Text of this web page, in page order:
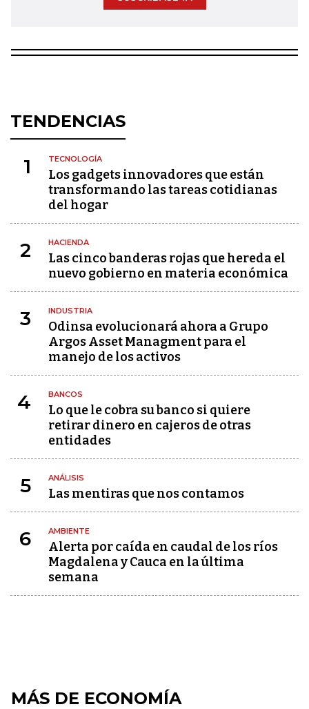
TENDENCIAS
1 TECNOLOGÍA
Los gadgets innovadores que están
transformando las tareas cotidianas
del hogar
2 HACIENDA
Las cinco banderas rojas que hereda el
nuevo gobierno en materia económica
3 INDUSTRIA
Odinsa evolucionará ahora a Grupo
Argos Asset Managment para el
manejo de los activos
4 BANCOS
Lo que le cobra su banco si quiere
retirar dinero en cajeros de otras
entidades
5 ANÁLISIS
Las mentiras que nos contamos
6 AMBIENTE
Alerta por caída en caudal de los ríos
Magdalena y Cauca en la última
semana
MÁS DE ECONOMÍA